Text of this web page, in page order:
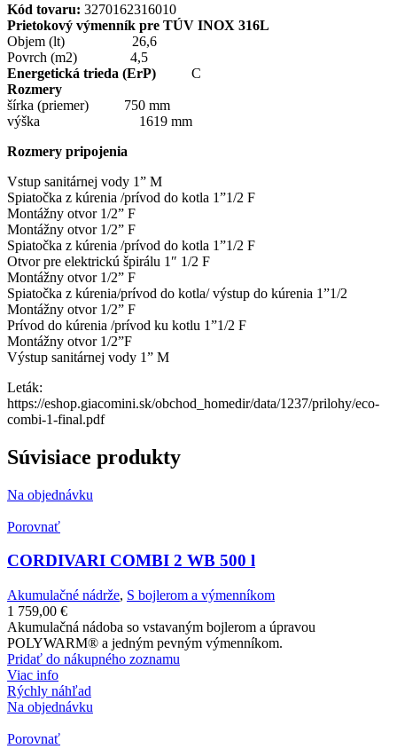
Kód tovaru: 3270162316010
Prietokový výmenník pre TÚV INOX 316L
Objem (lt) 26,6
Povrch (m2) 4,5
Energetická trieda (ErP) C
Rozmery
šírka (priemer) 750 mm
výška 1619 mm
Rozmery pripojenia
Vstup sanitárnej vody 1” M
Spiatočka z kúrenia /prívod do kotla 1”1/2 F
Montážny otvor 1/2” F
Montážny otvor 1/2” F
Spiatočka z kúrenia /prívod do kotla 1”1/2 F
Otvor pre elektrickú špirálu 1″ 1/2 F
Montážny otvor 1/2” F
Spiatočka z kúrenia/prívod do kotla/ výstup do kúrenia 1”1/2
Montážny otvor 1/2” F
Prívod do kúrenia /prívod ku kotlu 1”1/2 F
Montážny otvor 1/2”F
Výstup sanitárnej vody 1” M
Leták:
https://eshop.giacomini.sk/obchod_homedir/data/1237/prilohy/eco-
combi-1-final.pdf
Súvisiace produkty
Na objednávku
Porovnať
CORDIVARI COMBI 2 WB 500 l
Akumulačné nádrže, S bojlerom a výmenníkom
1 759,00 €
Akumulačná nádoba so vstavaným bojlerom a úpravou
POLYWARM® a jedným pevným výmenníkom.
Pridať do nákupného zoznamu
Viac info
Rýchly náhľad
Na objednávku
Porovnať